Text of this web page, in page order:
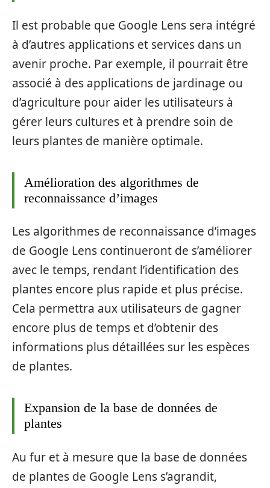
Il est probable que Google Lens sera intégré
à d’autres applications et services dans un
avenir proche. Par exemple, il pourrait être
associé à des applications de jardinage ou
d’agriculture pour aider les utilisateurs à
gérer leurs cultures et à prendre soin de
leurs plantes de manière optimale.
Amélioration des algorithmes de
reconnaissance d’images
Les algorithmes de reconnaissance d’images
de Google Lens continueront de s’améliorer
avec le temps, rendant l’identification des
plantes encore plus rapide et plus précise.
Cela permettra aux utilisateurs de gagner
encore plus de temps et d’obtenir des
informations plus détaillées sur les espèces
de plantes.
Expansion de la base de données de
plantes
Au fur et à mesure que la base de données
de plantes de Google Lens s’agrandit,